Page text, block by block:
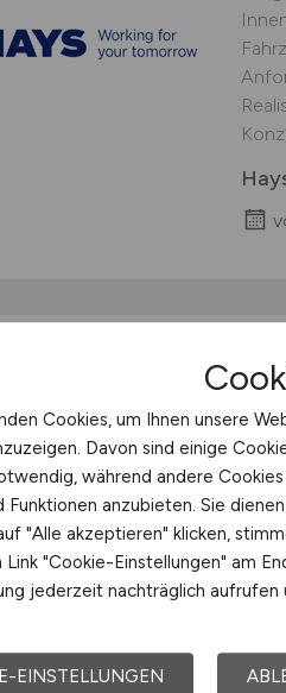
Cookies, um Ihnen unsere
Davon sind einige
während andere
Funktionen anzubieten. Sie
"Alle akzeptieren" klicken,
"Cookie-Einstellungen" am
jederzeit nachträglich aufrufen
EINSTELLUNGEN